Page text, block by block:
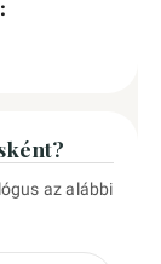
az alábbi